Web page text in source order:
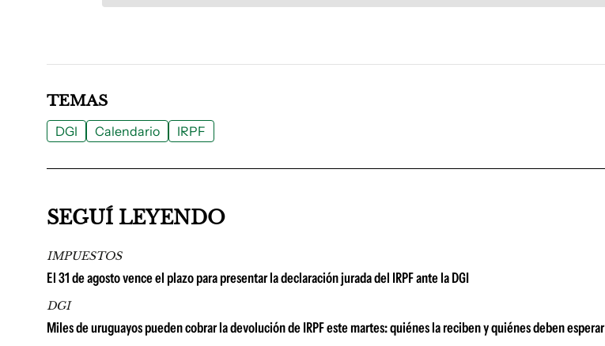
TEMAS
DGI Calendario IRPF
SEGUÍ LEYENDO
IMPUESTOS
El 31 de agosto vence el plazo para presentar la declaración jurada del IRPF ante la DGI
DGI
Miles de uruguayos pueden cobrar la devolución de IRPF este martes: quiénes la reciben y quiénes deben esperar